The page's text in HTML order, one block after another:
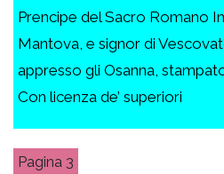
Prencipe del Sacro Romano
Mantova, e signor di
appresso gli Osanna,
Con licenza de’ superiori
3